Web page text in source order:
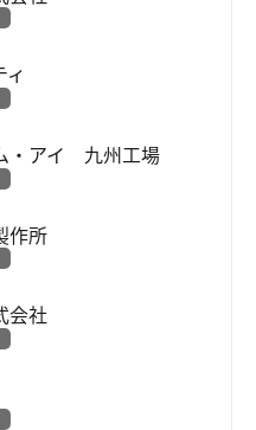
・アイ 九州工場
作所
会社